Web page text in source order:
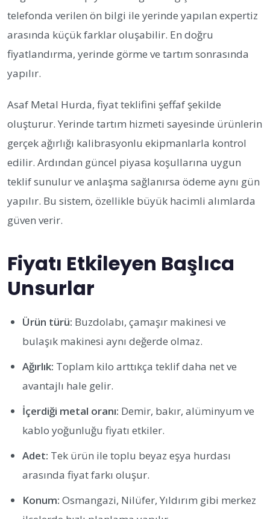
telefonda verilen ön bilgi ile yerinde yapılan expertiz
arasında küçük farklar oluşabilir. En doğru
fiyatlandırma, yerinde görme ve tartım sonrasında
yapılır.
Asaf Metal Hurda, fiyat teklifini şeffaf şekilde
oluşturur. Yerinde tartım hizmeti sayesinde ürünlerin
gerçek ağırlığı kalibrasyonlu ekipmanlarla kontrol
edilir. Ardından güncel piyasa koşullarına uygun
teklif sunulur ve anlaşma sağlanırsa ödeme aynı gün
yapılır. Bu sistem, özellikle büyük hacimli alımlarda
güven verir.
Fiyatı Etkileyen Başlıca
Unsurlar
Ürün türü: Buzdolabı, çamaşır makinesi ve
bulaşık makinesi aynı değerde olmaz.
Ağırlık: Toplam kilo arttıkça teklif daha net ve
avantajlı hale gelir.
İçerdiği metal oranı: Demir, bakır, alüminyum ve
kablo yoğunluğu fiyatı etkiler.
Adet: Tek ürün ile toplu beyaz eşya hurdası
arasında fiyat farkı oluşur.
Konum: Osmangazi, Nilüfer, Yıldırım gibi merkez